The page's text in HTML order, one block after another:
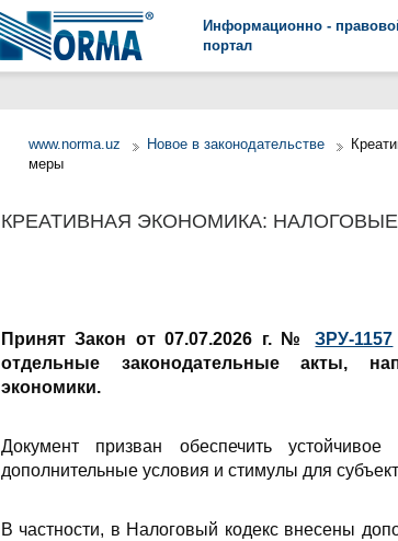
Информационно -
портал
www.norma.uz Новое в законодательстве
меры
КРЕАТИВНАЯ ЭКОНОМИКА:
Принят Закон от 07.07.2026 г. №ЗРУ-1157
отдельные законодательные акты,
экономики.
Документ призван обеспечить
дополнительные условия и стимулы для
В частности, в Налоговый кодекс внесены